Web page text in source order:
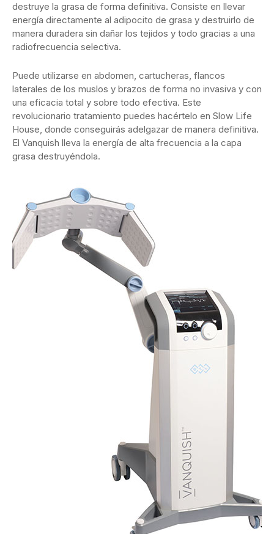
destruye la grasa de forma definitiva. Consiste en llevar
energía directamente al adipocito de grasa y destruirlo de
manera duradera sin dañar los tejidos y todo gracias a una
radiofrecuencia selectiva.
Puede utilizarse en abdomen, cartucheras, flancos
laterales de los muslos y brazos de forma no invasiva y con
una eficacia total y sobre todo efectiva. Este
revolucionario tratamiento puedes hacértelo en Slow Life
House, donde conseguirás adelgazar de manera definitiva.
El Vanquish lleva la energía de alta frecuencia a la capa
grasa destruyéndola.